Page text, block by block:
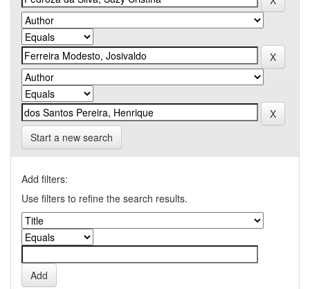
Start a new search
Add filters:
Use filters to refine the search results.